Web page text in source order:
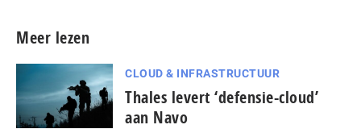
Meer lezen
CLOUD & INFRASTRUCTUUR
Thales levert ‘defensie-cloud’
aan Navo